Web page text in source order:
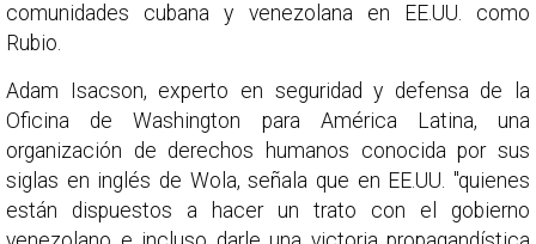
comunidades cubana y venezolana en EE.UU. como
Rubio.
Adam Isacson, experto en seguridad y defensa de la
Oficina de Washington para América Latina, una
organización de derechos humanos conocida por sus
siglas en inglés de Wola, señala que en EE.UU. "quienes
están dispuestos a hacer un trato con el gobierno